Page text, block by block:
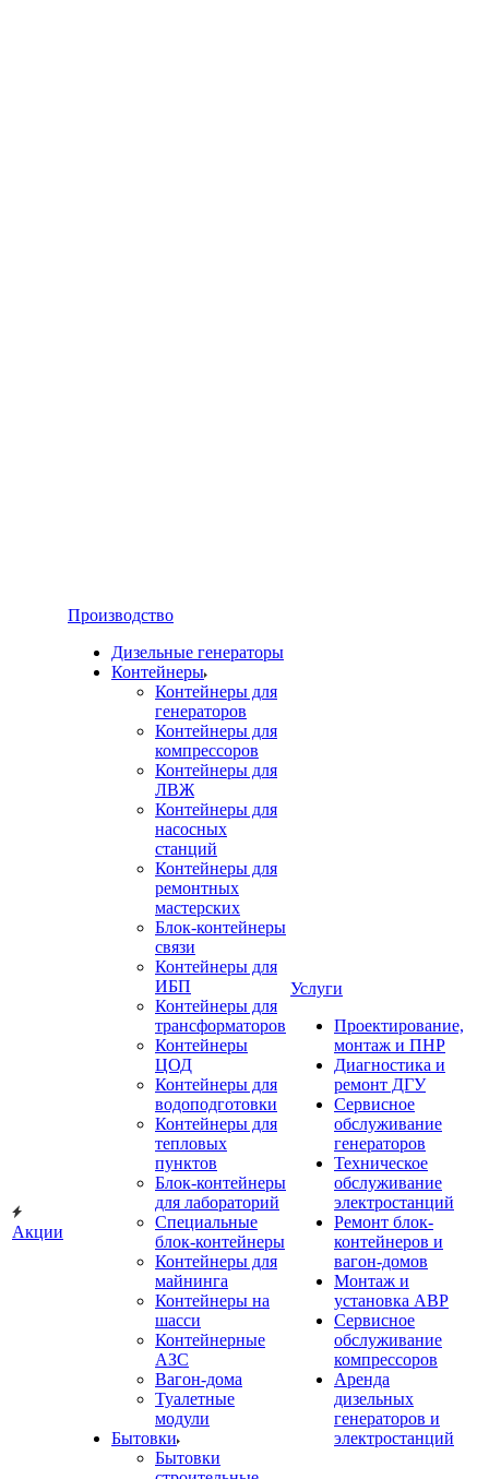
Акции
Производство
Дизельные генераторы
Контейнеры
Контейнеры для
генераторов
Контейнеры для
компрессоров
Контейнеры для
ЛВЖ
Контейнеры для
насосных
станций
Контейнеры для
ремонтных
мастерских
Блок-контейнеры
связи
Контейнеры для
ИБП
Контейнеры для
трансформаторов
Контейнеры
ЦОД
Контейнеры для
водоподготовки
Контейнеры для
тепловых
пунктов
Блок-контейнеры
для лабораторий
Специальные
блок-контейнеры
Контейнеры для
майнинга
Контейнеры на
шасси
Контейнерные
АЗС
Вагон-дома
Туалетные
модули
Бытовки
Бытовки
Услуги
Проектирование,
монтаж и ПНР
Диагностика и
ремонт ДГУ
Сервисное
обслуживание
генераторов
Техническое
обслуживание
электростанций
Ремонт блок-
контейнеров и
вагон-домов
Монтаж и
установка АВР
Сервисное
обслуживание
компрессоров
Аренда
дизельных
генераторов и
электростанций